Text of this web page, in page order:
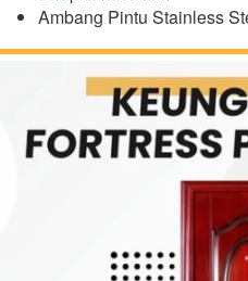
Ambang Pintu Stainless